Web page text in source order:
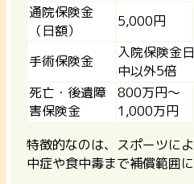
通院保険金
（日額）
5,000円
手術保険金
入院保険金
中以外5倍
死亡・後遺障
害保険金
800万円〜
1,000万円
特徴的なのは、スポーツに
中症や食中毒まで補償範囲